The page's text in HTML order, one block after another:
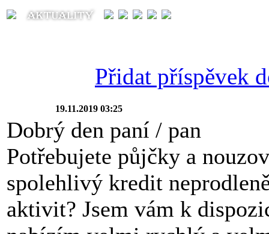
Přidat příspěvek
19.11.2019 03:25
Dobrý den paní / pan
Potřebujete půjčky a
spolehlivý kredit
aktivit? Jsem vám k